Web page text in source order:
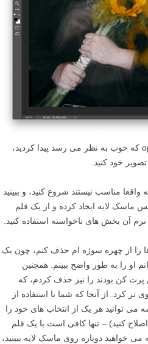
هنگامی که یک مُد ترکیبی و opacity که خوب به نظر می رسد پیدا کردید،
خود کنید.
مناسب نیستند شروع کنید، و ببینید
ماسک لایه ایجاد کرده و از یک قلم
آن بخش های ناخواسته استفاده کنید.
ها را از چهره سوژه ام حذف کنم، چون یک
او را به طور واضح ببینم. همچنین
کن بودند را نیز حذف کردم، که
کرد. از آنجا که شما با استفاده از
می توانید هر یک از انتخاب های خود را
کنید) – تنها کافی است با یک قلم
دوباره روی ماسک لایه ببینید،